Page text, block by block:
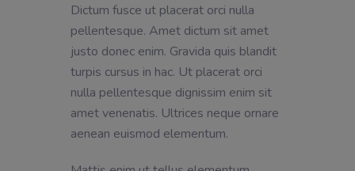
Dictum fusce ut placerat orci nulla
pellentesque. Amet dictum sit amet
justo donec enim. Gravida quis blandit
turpis cursus in hac. Ut placerat orci
nulla pellentesque dignissim enim sit
amet venenatis. Ultrices neque ornare
aenean euismod elementum.